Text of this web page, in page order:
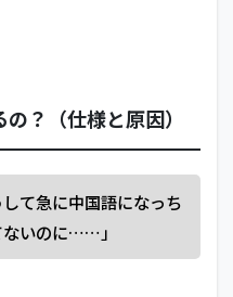
？（仕様と原因）
して急に中国語になっち
ないのに……」